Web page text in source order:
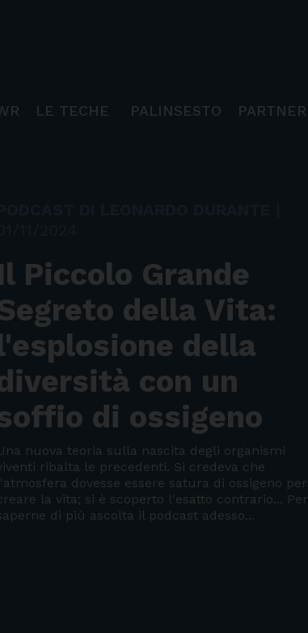
LE TECHE PALINSESTO PARTNER
Piccolo Grande
della Vita:
della
con un
di ossigeno
nuova teoria sulla nascita degli organismi
ribalta le precedenti. Si credeva che
dovesse essere satura di ossigeno per
la vita; si è scoperto l'esatto contrario... Per
di più ascolta il podcast adesso...